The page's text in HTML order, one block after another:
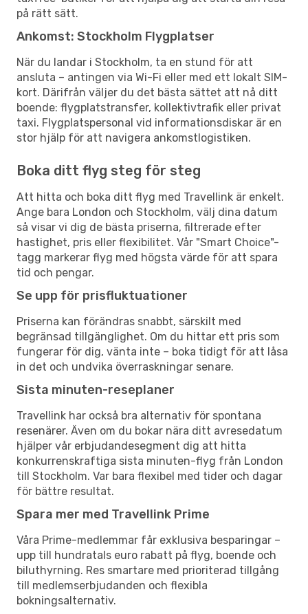
på rätt sätt.
Ankomst: Stockholm Flygplatser
När du landar i Stockholm, ta en stund för att
ansluta – antingen via Wi-Fi eller med ett lokalt SIM-
kort. Därifrån väljer du det bästa sättet att nå ditt
boende: flygplatstransfer, kollektivtrafik eller privat
taxi. Flygplatspersonal vid informationsdiskar är en
stor hjälp för att navigera ankomstlogistiken.
Boka ditt flyg steg för steg
Att hitta och boka ditt flyg med Travellink är enkelt.
Ange bara London och Stockholm, välj dina datum
så visar vi dig de bästa priserna, filtrerade efter
hastighet, pris eller flexibilitet. Vår "Smart Choice"-
tagg markerar flyg med högsta värde för att spara
tid och pengar.
Se upp för prisfluktuationer
Priserna kan förändras snabbt, särskilt med
begränsad tillgänglighet. Om du hittar ett pris som
fungerar för dig, vänta inte – boka tidigt för att låsa
in det och undvika överraskningar senare.
Sista minuten-reseplaner
Travellink har också bra alternativ för spontana
resenärer. Även om du bokar nära ditt avresedatum
hjälper vår erbjudandesegment dig att hitta
konkurrenskraftiga sista minuten-flyg från London
till Stockholm. Var bara flexibel med tider och dagar
för bättre resultat.
Spara mer med Travellink Prime
Våra Prime-medlemmar får exklusiva besparingar –
upp till hundratals euro rabatt på flyg, boende och
biluthyrning. Res smartare med prioriterad tillgång
till medlemserbjudanden och flexibla
bokningsalternativ.